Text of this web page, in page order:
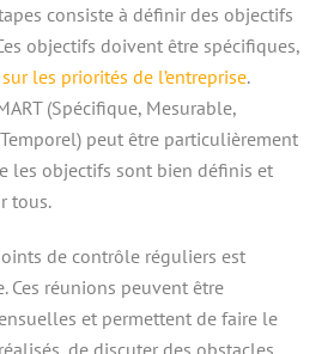
consiste à définir des objectifs
objectifs doivent être spécifiques,
les priorités de l’entreprise.
(Spécifique, Mesurable,
peut être particulièrement
les objectifs sont bien définis et
tous.
de contrôle réguliers est
Ces réunions peuvent être
et permettent de faire le